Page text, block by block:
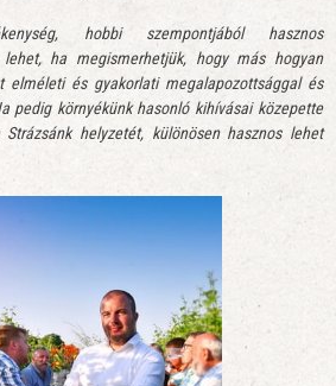
hobbi szempontjából hasznos
lehet, ha megismerhetjük, hogy más hogyan
elméleti és gyakorlati megalapozottsággal és
pedig környékünk hasonló kihívásai közepette
helyzetét, különösen hasznos lehet